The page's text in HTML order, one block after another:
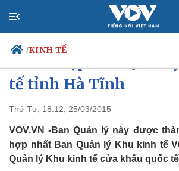
/KINH TẾ
Chính trị
Đảng
Tổ chức nhân sự
Quốc hội
Nhận diện sự thật
Tin 24h
Dự báo
Giáo dục
Dấu ấn
tế tỉnh Hà Tĩnh
Thứ Tư, 18:12, 25/03/2015
VOV.VN -Ban Quản lý này được
hợp nhất Ban Quản lý Khu kinh tế
Quản lý Khu kinh tế cửa khẩu quốc